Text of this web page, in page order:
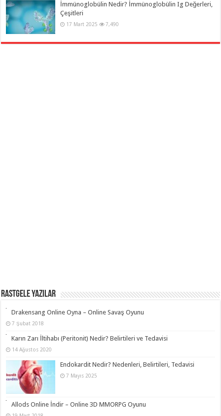
İmmünoglobülin Nedir? İmmünoglobülin Ig Değerleri,
Çeşitleri
17 Mart 2025 7,490
RASTGELE YAZILAR
Drakensang Online Oyna – Online Savaş Oyunu
7 Şubat 2018
Karın Zarı İltihabı (Peritonit) Nedir? Belirtileri ve Tedavisi
14 Ağustos 2020
Endokardit Nedir? Nedenleri, Belirtileri, Tedavisi
7 Mayıs 2025
Allods Online İndir – Online 3D MMORPG Oyunu